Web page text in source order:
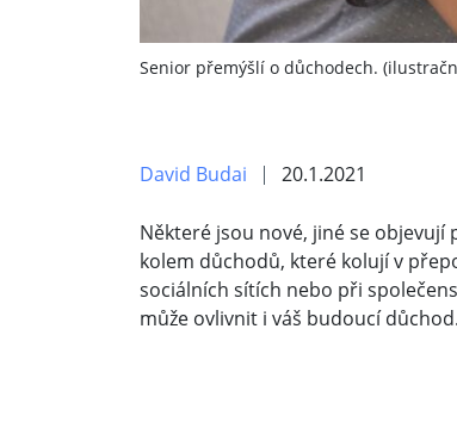
Senior přemýšlí o důchodech.
David Budai 20.1.2021
Některé jsou nové, jiné se objevují
kolem důchodů, které kolují v
sociálních sítích nebo při
může ovlivnit i váš budoucí důchod.